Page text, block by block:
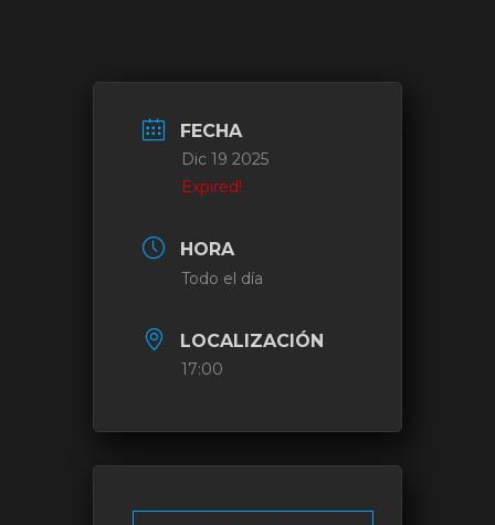
FECHA
Dic 19 2025
Expired!
HORA
Todo el día
LOCALIZACIÓN
17:00